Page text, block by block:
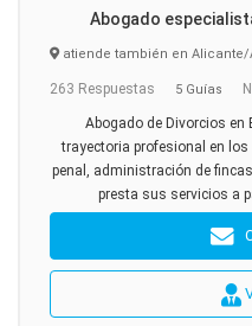
Abogado
atiende también en Alicante/
263 Respuestas 5 Guías
Abogado de Divorcios en
trayectoria profesional en
penal, administración de
presta sus servicios a